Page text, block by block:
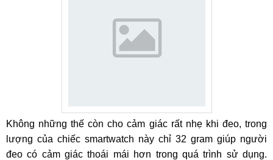
Không những thế còn cho cảm giác rất nhẹ khi đeo, trong
lượng của chiếc smartwatch này chỉ 32 gram giúp người
đeo có cảm giác thoái mái hơn trong quá trình sử dụng.